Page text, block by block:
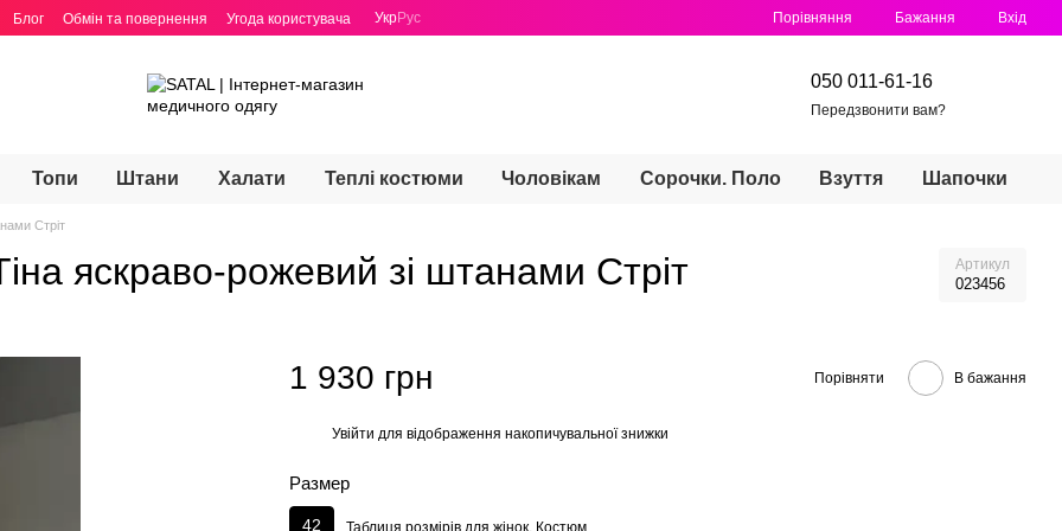
Блог Обмін та повернення Угода користувача УкрРус Порівняння Бажання Вхід
050 011-61-16
Передзвонити вам?
Топи Штани Халати Теплі костюми Чоловікам Сорочки. Поло Взуття Шапочки
Стріт
яскраво-рожевий зі штанами Стріт Артикул
023456
1 930 грн Порівняти В бажання
Увійти для відображення накопичувальної знижки
Размер
42 Таблиця розмірів для жінок. Костюм